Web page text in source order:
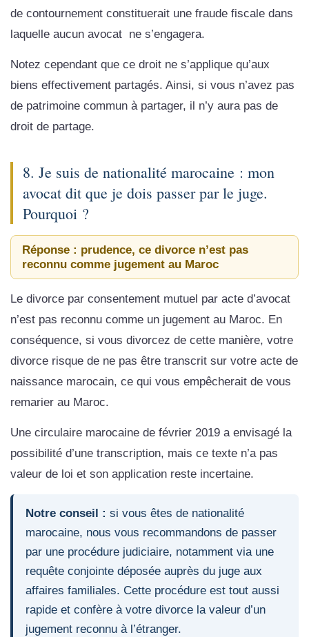
de contournement constituerait une fraude fiscale dans
laquelle aucun avocat ne s’engagera.
Notez cependant que ce droit ne s’applique qu’aux
biens effectivement partagés. Ainsi, si vous n’avez pas
de patrimoine commun à partager, il n’y aura pas de
droit de partage.
8. Je suis de nationalité marocaine : mon
avocat dit que je dois passer par le juge.
Pourquoi ?
Réponse : prudence, ce divorce n’est pas
reconnu comme jugement au Maroc
Le divorce par consentement mutuel par acte d’avocat
n’est pas reconnu comme un jugement au Maroc. En
conséquence, si vous divorcez de cette manière, votre
divorce risque de ne pas être transcrit sur votre acte de
naissance marocain, ce qui vous empêcherait de vous
remarier au Maroc.
Une circulaire marocaine de février 2019 a envisagé la
possibilité d’une transcription, mais ce texte n’a pas
valeur de loi et son application reste incertaine.
Notre conseil : si vous êtes de nationalité
marocaine, nous vous recommandons de passer
par une procédure judiciaire, notamment via une
requête conjointe déposée auprès du juge aux
affaires familiales. Cette procédure est tout aussi
rapide et confère à votre divorce la valeur d’un
jugement reconnu à l’étranger.